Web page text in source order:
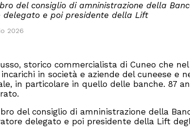
del consiglio di amninistrazione della
delegato e poi presidente della Lift
2026
storico commercialista di Cuneo che
in società e aziende del cuneesee
in particolare in quello delle banche. 87
del consiglio di amninistrazione della
delegato e poi presidente della Lift